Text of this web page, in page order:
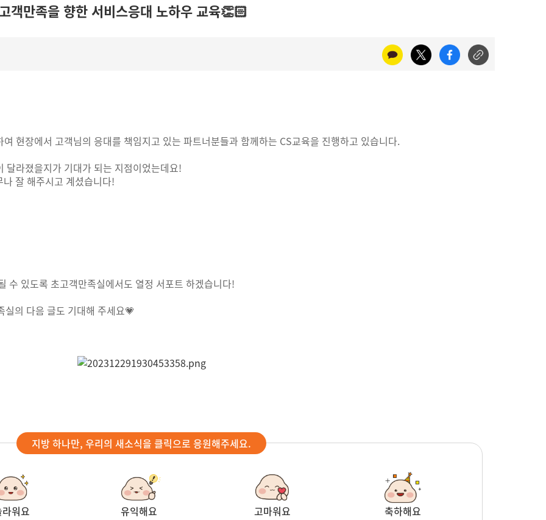
만족을 향한 서비스응대 노하우 교육👏🏻
현장에서 고객님의 응대를 책임지고 있는 파트너분들과 함께하는 CS교육을 진행하고 있습니다.
달라졌을지가 기대가 되는 지점이었는데요!
잘 해주시고 계셨습니다!
수 있도록 초고객만족실에서도 열정 서포트 하겠습니다!
의 다음 글도 기대해 주세요💗
지방 하나만, 우리의 새소식을 클릭으로 응원해주세요.
워요
유익해요
고마워요
축하해요